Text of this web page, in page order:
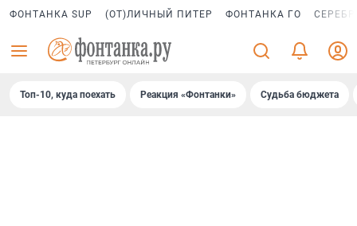
ФОНТАНКА SUP (ОТ)ЛИЧНЫЙ ПИТЕР ФОНТАНКА ГО
Топ-10, куда поехать Реакция «Фонтанки» Судьба бюджета